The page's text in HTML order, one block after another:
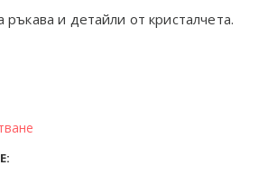
и детайли от кристалчета.